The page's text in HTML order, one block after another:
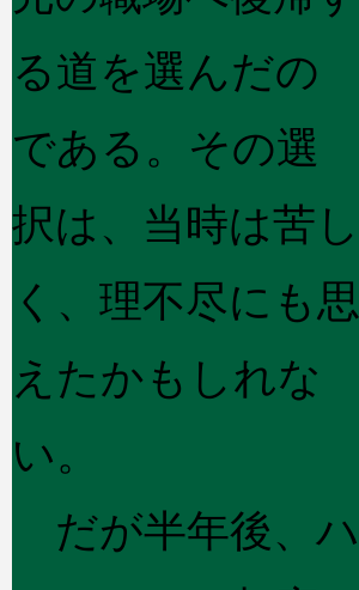
る道を選んだの
である。その選
択は、当時は苦し
く、理不尽にも思
えたかもしれな
い。
だが半年後、ハ